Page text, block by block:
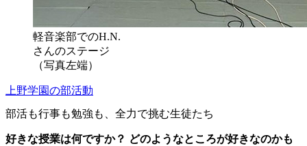
軽音楽部でのH.N.
さんのステージ
（写真左端）
上野学園の部活動
部活も行事も勉強も、全力で挑む生徒たち
好きな授業は何ですか？ どのようなところが好きなのかも